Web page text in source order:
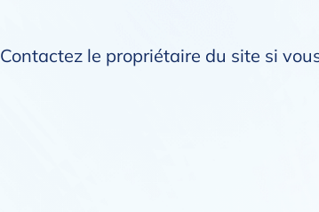
Contactez le propriétaire du site si